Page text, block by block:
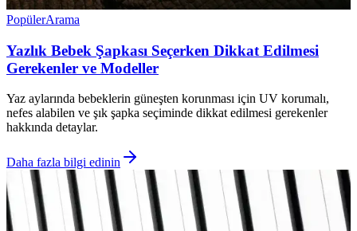
PopülerArama
Yazlık Bebek Şapkası Seçerken Dikkat Edilmesi
Gerekenler ve Modeller
Yaz aylarında bebeklerin güneşten korunması için UV korumalı,
nefes alabilen ve şık şapka seçiminde dikkat edilmesi gerekenler
hakkında detaylar.
Daha fazla bilgi edinin